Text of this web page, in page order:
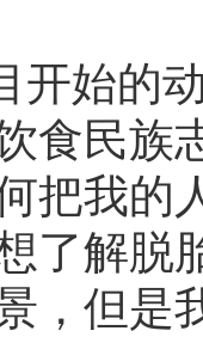
开始的
食民族
把我的
了解脱
，但是